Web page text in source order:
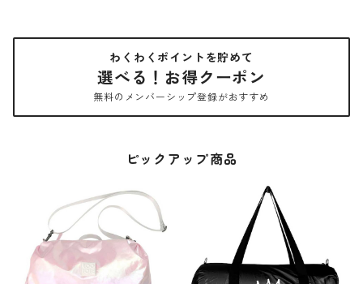
わくわくポイントを貯めて
選べる！お得クーポン
無料のメンバーシップ登録がおすすめ
ピックアップ商品